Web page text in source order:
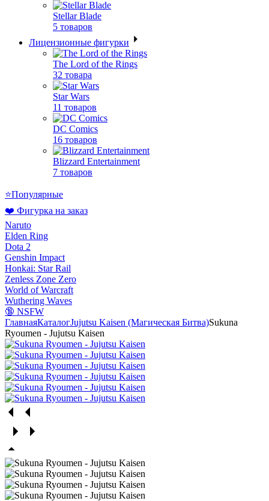
Stellar Blade
5 товаров
Лицензионные фигурки
The Lord of the Rings
32 товара
Star Wars
11 товаров
DC Comics
16 товаров
Blizzard Entertainment
7 товаров
⭐Популярные
❤️ Фигурка на заказ
Naruto
Elden Ring
Dota 2
Genshin Impact
Honkai: Star Rail
Zenless Zone Zero
World of Warcraft
Wuthering Waves
🔞 NSFW
ГлавнаяКаталогJujutsu Kaisen (Магическая Битва)Sukuna
Ryoumen - Jujutsu Kaisen